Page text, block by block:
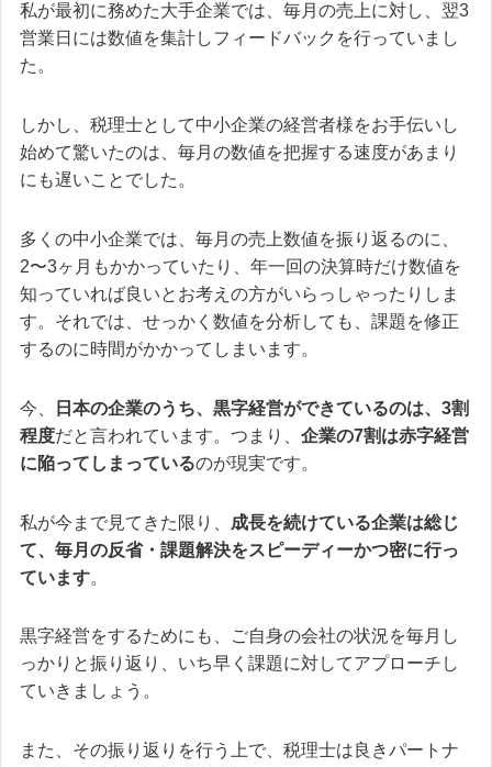
私が最初に務めた大手企業では、毎月の売上に対し、翌3
営業日には数値を集計しフィードバックを行っていまし
た。
しかし、税理士として中小企業の経営者様をお手伝いし
始めて驚いたのは、毎月の数値を把握する速度があまり
にも遅いことでした。
多くの中小企業では、毎月の売上数値を振り返るのに、
2〜3ヶ月もかかっていたり、年一回の決算時だけ数値を
知っていれば良いとお考えの方がいらっしゃったりしま
す。それでは、せっかく数値を分析しても、課題を修正
するのに時間がかかってしまいます。
今、
日本の企業のうち、黒字経営ができているのは、3割
程度だと言われています。つまり、 企業の7割は赤字経営
に陥ってしまっているのが現実です。
私が今まで見てきた限り、 成長を続けている企業は総じ
て、毎月の反省・課題解決をスピーディーかつ密に行っ
ています。
黒字経営をするためにも、ご自身の会社の状況を毎月し
っかりと振り返り、いち早く課題に対してアプローチし
ていきましょう。
また、その振り返りを行う上で、税理士は良きパートナ